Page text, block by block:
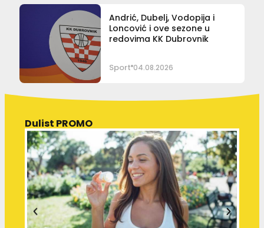
Andrić, Dubelj, Vodopija i
Loncović i ove sezone u
redovima KK Dubrovnik
Sport 04.08.2026
Dulist PROMO